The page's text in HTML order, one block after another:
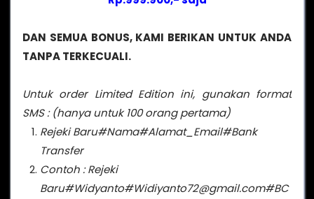
DAN SEMUA BONUS, KAMI BERIKAN UNTUK ANDA
TANPA TERKECUALI.
Untuk order Limited Edition ini, gunakan format
SMS : (hanya untuk 100 orang pertama)
Rejeki Baru#Nama#Alamat_Email#Bank
Transfer
Contoh : Rejeki
Baru#Widyanto#Widiyanto72@gmail.com#BC